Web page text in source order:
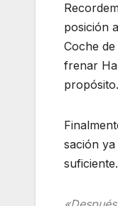
posición
Coche
frenar
propósito.
sación
suficiente.